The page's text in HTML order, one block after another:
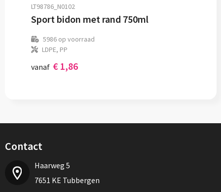
LT98786_N0102
Sport bidon met rand 750ml
5986op voorraad
LDPE, PP
vanaf € 1,86
Contact
Haarweg 5
7651 KE Tubbergen